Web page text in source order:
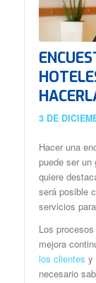
3 DE
Hacer una
puede ser un
quiere
será posible
servicios
Los
mejora
los clientes y
necesario